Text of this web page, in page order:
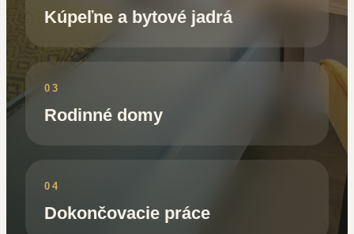
Kúpeľne a bytové jadrá
03
Rodinné domy
04
Dokončovacie práce